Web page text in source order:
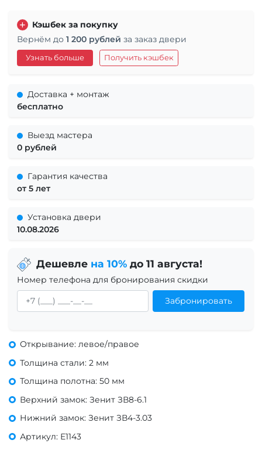
Кэшбек за покупку
Вернём до 1 200 рублей за заказ двери
Узнать больше Получить кэшбек
Доставка + монтаж
бесплатно
Выезд мастера
0 рублей
Гарантия качества
от 5 лет
Установка двери
10.08.2026
Дешевле на 10%до 11 августа!
Номер телефона для бронирования скидки
Забронировать
Открывание: левое/правое
Толщина стали: 2 мм
Толщина полотна: 50 мм
Верхний замок: Зенит ЗВ8-6.1
Нижний замок: Зенит ЗВ4-3.03
Артикул: Е1143